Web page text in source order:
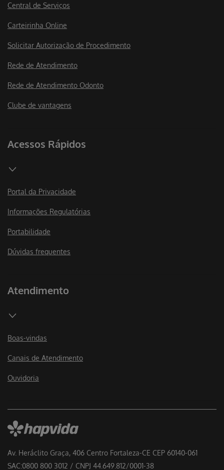
Av. Heráclito Graça, 406 Centro Fortaleza-CE CEP 60140-061
SAC:0800 800 3012 / CNPJ 44.649.812/0001-38
Central de Serviços
Carteirinha Online
Solicitar Autorização de Procedimento
Rede de Atendimento
Rede de Atendimento Odonto
Clube de vantagens
Acessos Rápidos
Portal da Privacidade
Informações Regulatórias
Portabilidade
Dúvidas frequentes
Atendimento
Boas-vindas
Canais de Atendimento
Ouvidoria